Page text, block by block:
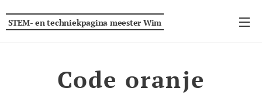
STEM- en techniekpagina meester Wim
Code oranje